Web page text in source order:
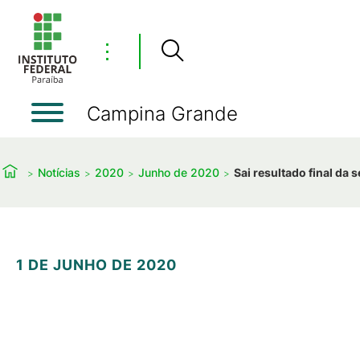
⋮
Campina Grande
Notícias 2020 Junho de 2020 Sai resultado final da
1 DE JUNHO DE 2020